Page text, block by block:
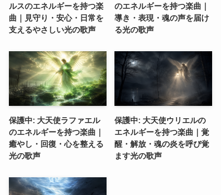
ルスのエネルギーを持つ楽
曲｜見守り・安心・日常を
支えるやさしい光の歌声
のエネルギーを持つ楽曲｜
導き・表現・魂の声を届け
る光の歌声
保護中: 大天使ラファエル
のエネルギーを持つ楽曲｜
癒やし・回復・心を整える
光の歌声
保護中: 大天使ウリエルの
エネルギーを持つ楽曲｜覚
醒・解放・魂の炎を呼び覚
ます光の歌声